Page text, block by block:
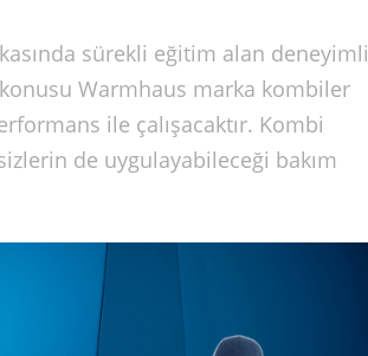
sürekli eğitim alan deneyimli
Warmhaus marka kombiler
ile çalışacaktır. Kombi
de uygulayabileceği bakım